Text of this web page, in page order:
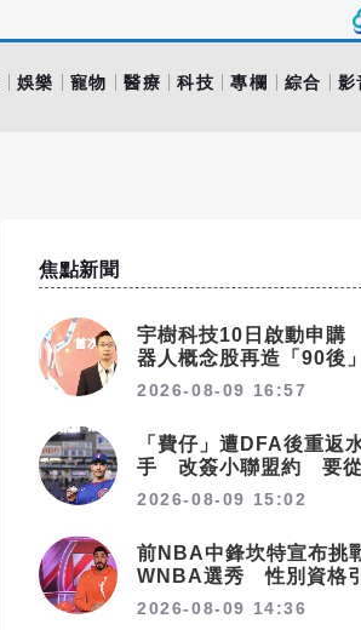
娛樂 寵物 醫療 科技 專欄 綜合 影
焦點新聞
宇樹科技10日啟動申
器人概念股再造「90後
翁群
2026-08-09 16:57
「費仔」遭DFA後重返
手 改簽小聯盟約 要
拚回大聯盟
2026-08-09 15:02
前NBA中鋒坎特宣布挑
WNBA選秀 性別資格
爭議
2026-08-09 14:36